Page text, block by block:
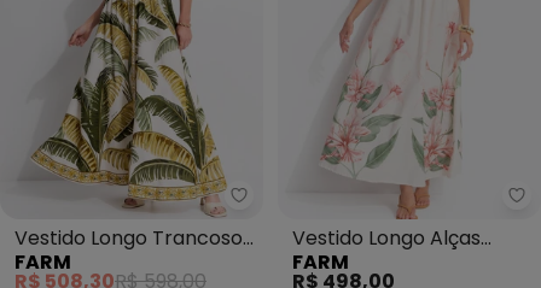
Farm - Vestido Longo
Vestido Longo Trancoso
(Bege)
FARM
R$ 508,30R$ 598,00
Vestido Longo Alças
Brinco de Princesa
FARM
R$ 498,00